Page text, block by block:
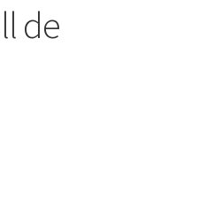
de